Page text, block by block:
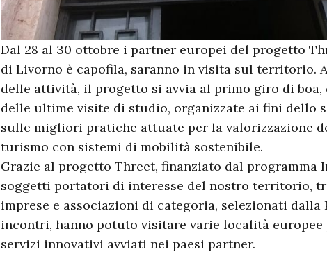
Dal 28 al 30 ottobre i partner europei del progetto
di Livorno è capofila, saranno in visita sul territorio.
delle attività, il progetto si avvia al primo giro di boa,
delle ultime visite di studio, organizzate ai fini dello
sulle migliori pratiche attuate per la valorizzazione
turismo con sistemi di mobilità sostenibile.
Grazie al progetto Threet, finanziato dal programma
soggetti portatori di interesse del nostro territorio,
imprese e associazioni di categoria, selezionati
incontri, hanno potuto visitare varie località europee
servizi innovativi avviati nei paesi partner.